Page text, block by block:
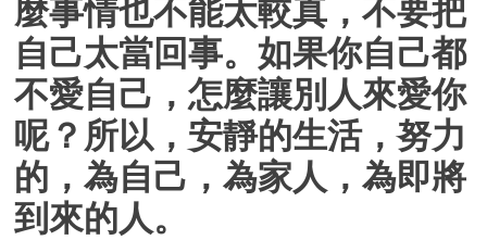
麼事情也不能太較真，不要把
自己太當回事。如果你自己都
不愛自己，怎麼讓別人來愛你
呢？所以，安靜的生活，努力
的，為自己，為家人，為即將
到來的人。